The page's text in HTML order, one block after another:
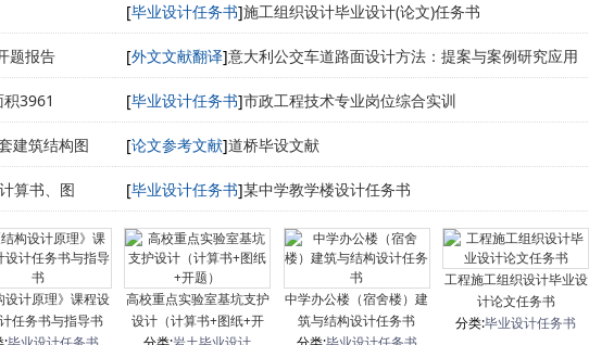
[毕业设计任务书]施工组织设计毕业设计(论文)任务书
题报告 [外文文献翻译]意大利公交车道路面设计方法：提案与案例研究应用
3961 [毕业设计任务书]市政工程技术专业岗位综合实训
建筑结构图
[论文参考文献]道桥毕设文献
算书、图
[毕业设计任务书]某中学教学楼设计任务书
设计原理》课程设
任务书与指导书
高校重点实验室基坑支护
设计（计算书+图纸+开
中学办公楼（宿舍楼）建
筑与结构设计任务书
工程施工组织设计毕业设
计论文任务书
分类:毕业设计任务书